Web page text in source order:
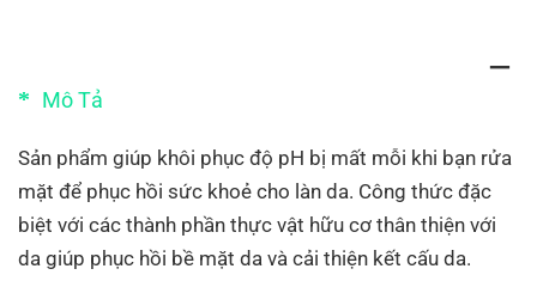
Mô Tả
Sản phẩm giúp khôi phục độ pH bị mất mỗi khi bạn rửa
mặt để phục hồi sức khoẻ cho làn da. Công thức đặc
biệt với các thành phần thực vật hữu cơ thân thiện với
da giúp phục hồi bề mặt da và cải thiện kết cấu da.